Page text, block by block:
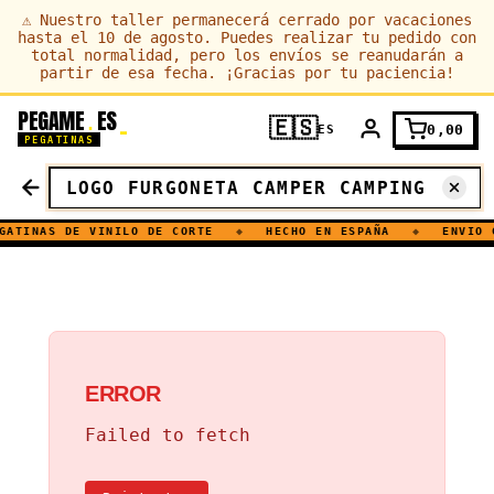
⚠ Nuestro taller permanecerá cerrado por vacaciones
hasta el 10 de agosto. Puedes realizar tu pedido con
total normalidad, pero los envíos se reanudarán a
partir de esa fecha. ¡Gracias por tu paciencia!
PEGAME. ES
PEGATINAS 🇪🇸ES 0,00
DE VINILO DE CORTE HECHO EN ESPAÑA ENVIO
ERROR
Failed to fetch